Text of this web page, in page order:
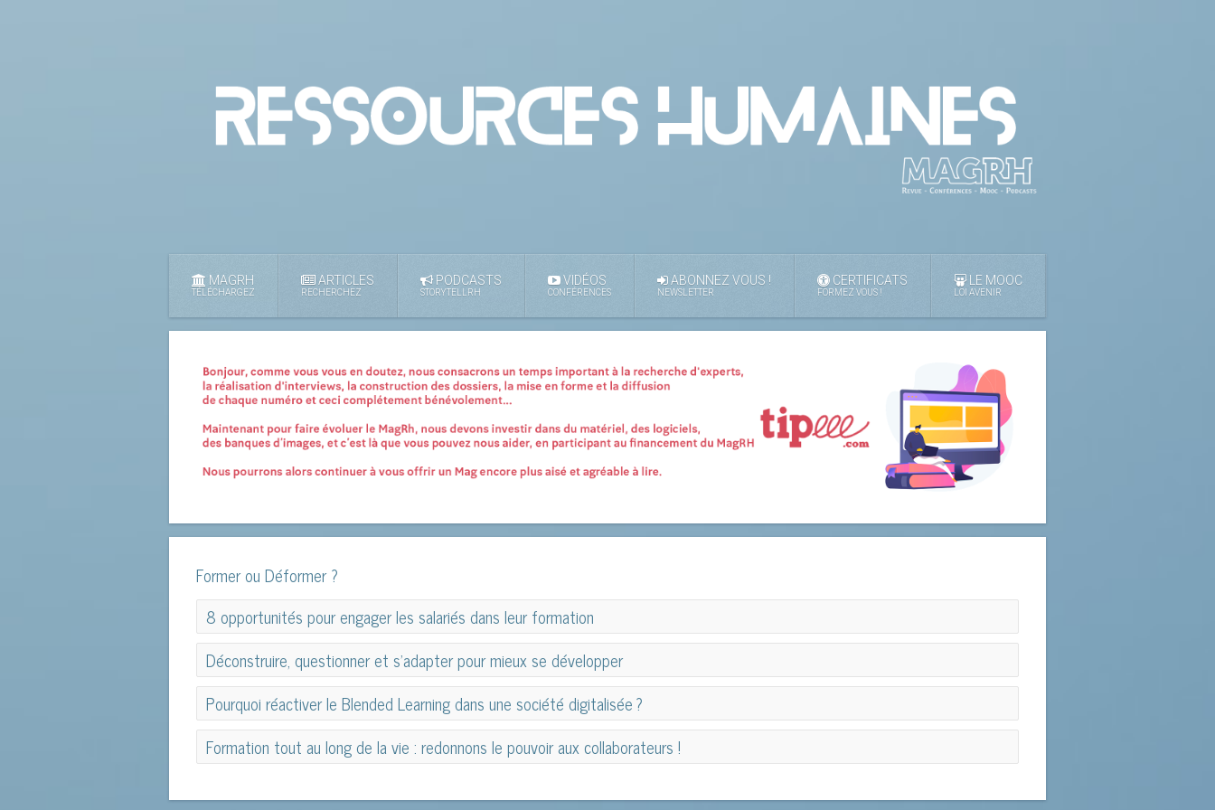
MAGRH
TÉLÉCHARGEZ
ARTICLES
RECHERCHEZ
PODCASTS
STORYTELLRH
VIDÉOS
CONFÉRENCES
ABONNEZ VOUS !
NEWSLETTER
CERTIFICATS
FORMEZ VOUS !
LE MOOC
LOI AVENIR
Former ou Déformer ?
8 opportunités pour engager les salariés dans leur formation
8 opportunités pour engager les salariés dans leur formation
Déconstruire, questionner et s'adapter pour mieux se développer
Déconstruire, questionner et s'adapter pour mieux se développer
Pourquoi réactiver le Blended Learning dans une société digitalisée ?
Pourquoi réactiver le Blended Learning dans une société digitalisée ?
Formation tout au long de la vie : redonnons le pouvoir aux collaborateurs !